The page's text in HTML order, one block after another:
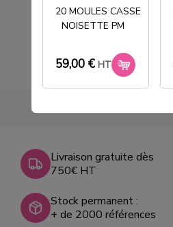
20 MOULES CASSE
NOISETTE PM
59,00 € HT
62,00 € HT
Livraison gratuite dès
750€ HT
Stock permanent :
+ de 2000 références